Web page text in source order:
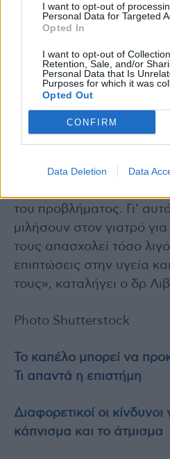
I want to opt-out of
Personal Data for Targeted
Opted In
I want to opt-out of
Retention, Sale, and/or
Personal Data that Is
Purposes for which it was
Opted Out
CONFIRM
Data Deletion Data
Με την εφαρμογή
βιώνουν και τις δύο
έχουν σεξουαλική ζωή,
βοήθεια από ειδικούς
ουρολόγους αμέσως
κάμψη του πέους,
του προβλήματος. Γι’
μιλήσουν στον γιατρό
τους απασχολεί τόσο
επιπτώσεις στην υγεία
τους», καταλήγει ο δρ
Photo Shutterstock
Το καπέλο μπορεί να
Τι απαντά η επιστήμη
Διαφορετικοί οι
κάπνισμα και το άτμισμα